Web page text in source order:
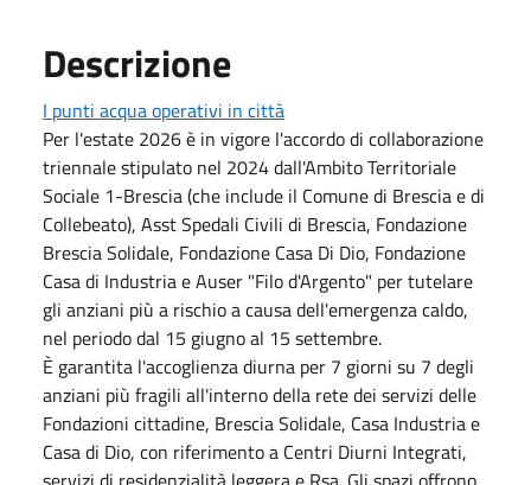
Descrizione
I punti acqua operativi in città
Per l'estate 2026 è in vigore l'accordo di collaborazione
triennale stipulato nel 2024 dall'Ambito Territoriale
Sociale 1-Brescia (che include il Comune di Brescia e di
Collebeato), Asst Spedali Civili di Brescia, Fondazione
Brescia Solidale, Fondazione Casa Di Dio, Fondazione
Casa di Industria e Auser "Filo d'Argento" per tutelare
gli anziani più a rischio a causa dell'emergenza caldo,
nel periodo dal 15 giugno al 15 settembre.
È garantita l'accoglienza diurna per 7 giorni su 7 degli
anziani più fragili all'interno della rete dei servizi delle
Fondazioni cittadine, Brescia Solidale, Casa Industria e
Casa di Dio, con riferimento a Centri Diurni Integrati,